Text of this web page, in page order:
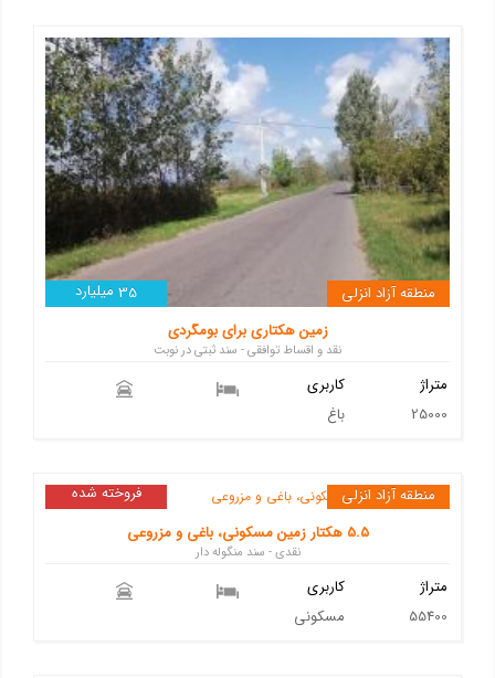
35 میلیارد
منطقه آزاد انزلی
زمین هکتاری برای بومگردی
نقد و اقساط توافقی - سند ثبتی در نوبت
کاربری
باغ
متراژ
25000
فروخته شده
منطقه آزاد انزلی
5.5 هکتار زمین مسکونی، باغی و مزروعی
نقدی - سند منگوله دار
کاربری
مسکونی
متراژ
55400